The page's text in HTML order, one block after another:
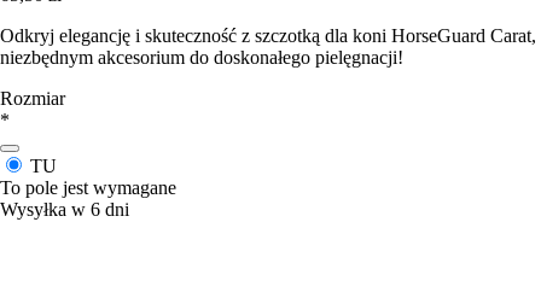
Odkryj elegancję i skuteczność z szczotką dla koni HorseGuard Carat,
niezbędnym akcesorium do doskonałego pielęgnacji!
Rozmiar
*
TU
To pole jest wymagane
Wysyłka w 6 dni